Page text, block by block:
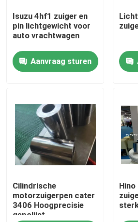
Thuis
Videos
VR-show
Over ons
Fabrieksreis
Isuzu 4hf1 zuiger en
pin lichtgewicht voor
auto vrachtwagen
Aanvraag sturen
Cilindrische
motorzuigerpen cater
3406 Hoogprecisie
gepolijst